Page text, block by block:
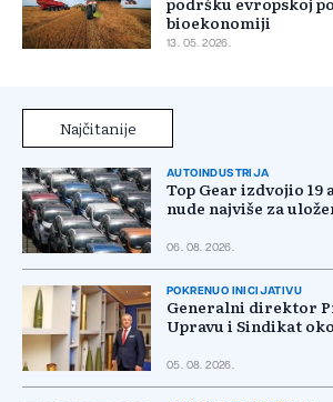
bioekonomiji
13. 05. 2026.
Najčitanije
AUTOINDUSTRIJA
Top Gear izdvojio
nude najviše za
06. 08. 2026.
POKRENUO INICIJATIVU
Generalni direktor
Upravu i Sindikat
05. 08. 2026.